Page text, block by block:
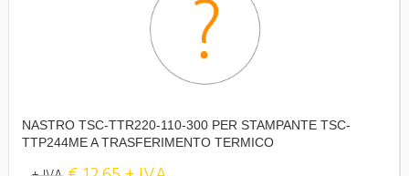
NASTRO TSC-TTR220-110-300 PER STAMPANTE TSC-
TTP244ME A TRASFERIMENTO TERMICO